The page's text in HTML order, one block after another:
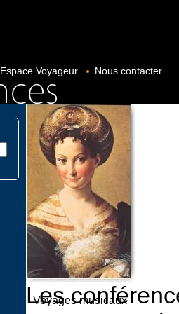
Espace Voyageur Nous contacter
Par styles
Nouveaux
Voyages musicaux
Les